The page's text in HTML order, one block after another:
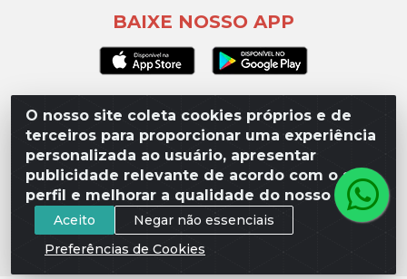
O nosso site coleta cookies próprios e de
terceiros para proporcionar uma experiência
personalizada ao usuário, apresentar
publicidade relevante de acordo com o seu
perfil e melhorar a qualidade do nosso site.
Aceito
Negar não essenciais
Preferências de Cookies
BAIXE NOSSO APP
Lívia Distribuidora - Av. Percy Gandini, 329 – Vila
Toninho, São José do Rio Preto / SP - CEP 15077-
000 - CNPJ 49.975.923/0003-10